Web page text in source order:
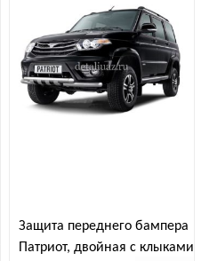
Защита переднего бампера
Патриот, двойная с клыками